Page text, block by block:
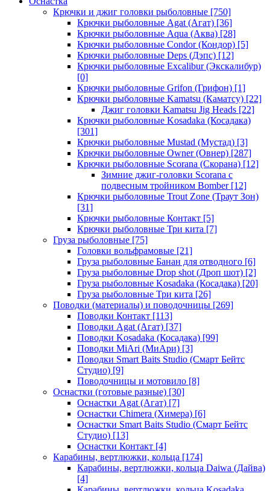
Крючки и джиг головки рыболовные [750]
Крючки рыболовные Agat (Агат) [36]
Крючки рыболовные Aqua (Аква) [28]
Крючки рыболовные Condor (Кондор) [5]
Крючки рыболовные Deps (Дэпс) [12]
Крючки рыболовные Excalibur (Экскалибур)
[0]
Крючки рыболовные Grifon (Грифон) [1]
Крючки рыболовные Kamatsu (Каматсу) [22]
Джиг головки Kamatsu Jig Heads [22]
Крючки рыболовные Kosadaka (Косадака)
[301]
Крючки рыболовные Mustad (Мустад) [3]
Крючки рыболовные Owner (Овнер) [287]
Крючки рыболовные Scorana (Скорана) [12]
Зимние джиг-головки Scorana с
подвесным тройником Bomber[12]
Крючки рыболовные Trout Zone (Траут Зон)
[31]
Крючки рыболовные Контакт [5]
Крючки рыболовные Три кита [7]
Груза рыболовные [75]
Головки вольфрамовые [21]
Груза рыболовные Банан для отводного [6]
Груза рыболовные Drop shot (Дроп шот) [2]
Груза рыболовные Kosadaka (Косадака) [20]
Груза рыболовные Три кита [26]
Поводки (материалы) и поводочницы [269]
Поводки Контакт [113]
Поводки Agat (Агат) [37]
Поводки Kosadaka (Косадака) [99]
Поводки MiAri (МиАри) [3]
Поводки Smart Baits Studio (Смарт Бейтс
Студио) [9]
Поводочницы и мотовило [8]
Оснастки (готовые разные) [30]
Оснастки Agat (Агат) [7]
Оснастки Chimera (Химера) [6]
Оснастки Smart Baits Studio (Смарт Бейтс
Студио) [13]
Оснастки Контакт [4]
Карабины, вертлюжки, кольца [174]
Карабины, вертлюжки, кольца Daiwa (Дайва)
[4]